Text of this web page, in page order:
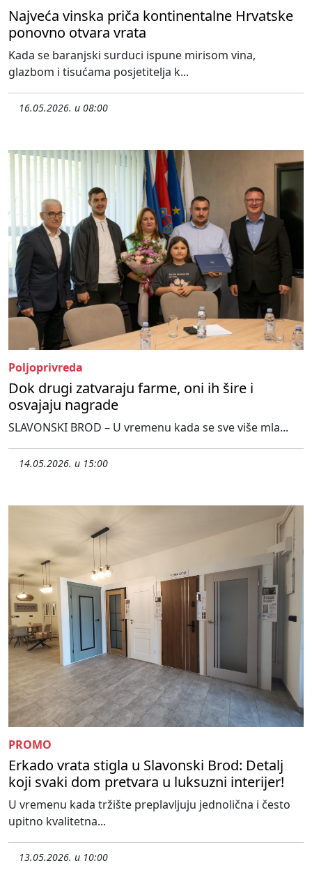
Najveća vinska priča kontinentalne Hrvatske
ponovno otvara vrata
Kada se baranjski surduci ispune mirisom vina,
glazbom i tisućama posjetitelja k...
16.05.2026. u 08:00
Poljoprivreda
Dok drugi zatvaraju farme, oni ih šire i
osvajaju nagrade
SLAVONSKI BROD – U vremenu kada se sve više mla...
14.05.2026. u 15:00
PROMO
Erkado vrata stigla u Slavonski Brod: Detalj
koji svaki dom pretvara u luksuzni interijer!
U vremenu kada tržište preplavljuju jednolična i često
upitno kvalitetna...
13.05.2026. u 10:00